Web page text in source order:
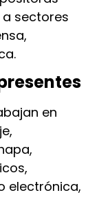
sectores
en
electrónica,